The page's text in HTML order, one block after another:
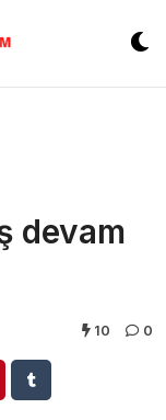
devam
10 0